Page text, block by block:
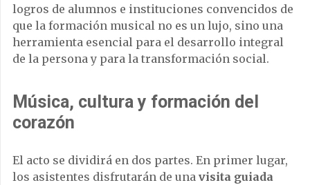
logros de alumnos e instituciones convencidos de
que la formación musical no es un lujo, sino una
herramienta esencial para el desarrollo integral
de la persona y para la transformación social.
Música, cultura y formación del
corazón
El acto se dividirá en dos partes. En primer lugar,
los asistentes disfrutarán de una visita guiada